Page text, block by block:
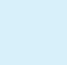
方
、気負い